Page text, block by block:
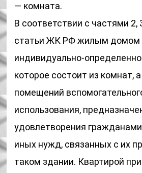
— комната.
В соответствии с частями 2,
статьи ЖК РФ жилым домом
индивидуально-
которое состоит из комнат,
помещений
использования,
удовлетворения
иных нужд, связанных с их
таком здании. Квартирой